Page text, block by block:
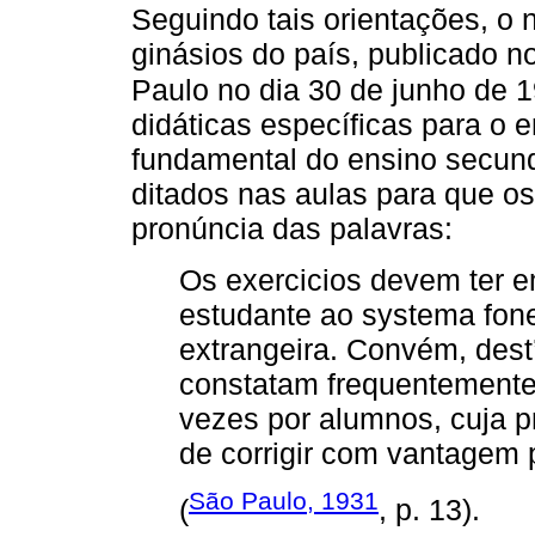
Seguindo tais orientações, o
ginásios do país, publicado
Paulo no dia 30 de junho de
didáticas específicas para o
fundamental do ensino
ditados nas aulas para que
pronúncia das palavras:
Os exercicios devem ter
estudante ao systema
extrangeira. Convém,
constatam
vezes por alumnos, cuja
de corrigir com vantagem
(São Paulo, 1931, p. 13).